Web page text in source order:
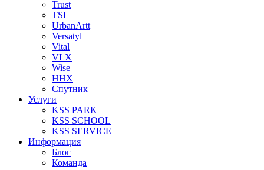
Trust
TSI
UrbanArtt
Versatyl
Vital
VLX
Wise
ННХ
Спутник
Услуги
KSS PARK
KSS SCHOOL
KSS SERVICE
Информация
Блог
Команда